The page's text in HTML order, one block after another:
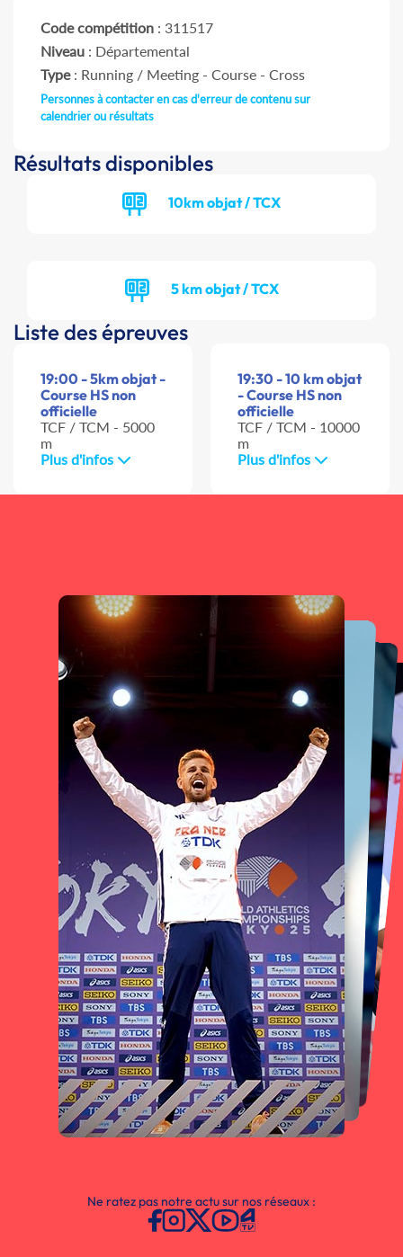
Code compétition : 311517
Niveau : Départemental
Type: Running / Meeting - Course - Cross
Personnes à contacter en cas d'erreur de contenu sur
calendrier ou résultats
Résultats disponibles
10km objat / TCX
5 km objat / TCX
Liste des épreuves
19:00 - 5km objat -
Course HS non
officielle
TCF / TCM - 5000
m
Plus d'infos
19:30 - 10 km objat
- Course HS non
officielle
TCF / TCM - 10000
m
Plus d'infos
Ne ratez pas notre actu sur nos réseaux :